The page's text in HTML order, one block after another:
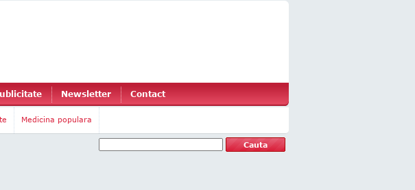
Newsletter Contact
Medicina populara